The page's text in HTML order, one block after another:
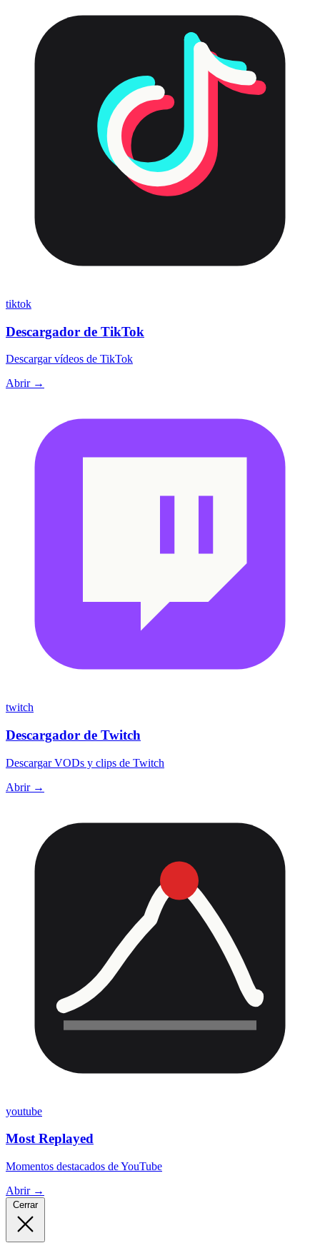
tiktok
Descargador de TikTok
Descargar vídeos de TikTok
Abrir →
twitch
Descargador de Twitch
Descargar VODs y clips de Twitch
Abrir →
youtube
Most Replayed
Momentos destacados de YouTube
Abrir →
Cerrar